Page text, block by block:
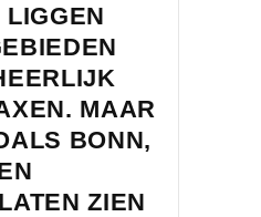
MAAR
BONN,
ZIEN